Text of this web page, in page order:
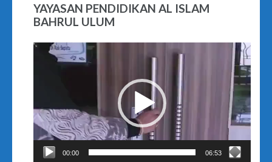
YAYASAN PENDIDIKAN AL ISLAM
BAHRUL ULUM
Video
Player
00:00 06:53